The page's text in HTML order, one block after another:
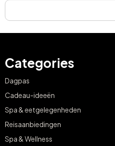
Categories
Dagpas
Cadeau-ideeën
Spa & eetgelegenheden
Reisaanbiedingen
Spa & Wellness